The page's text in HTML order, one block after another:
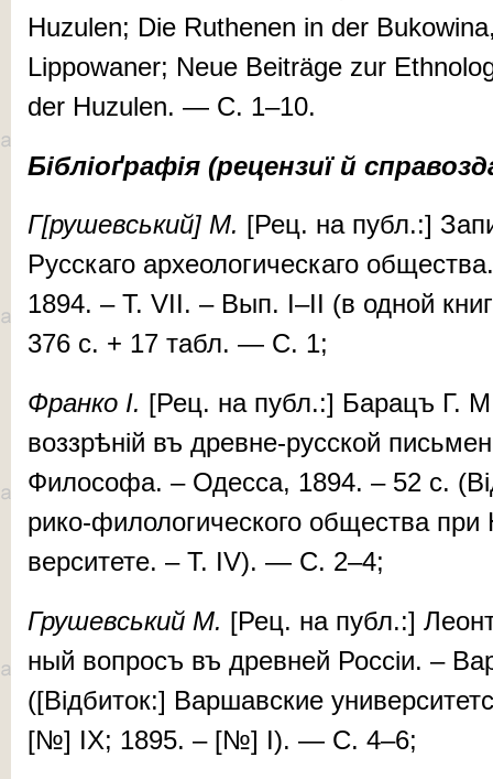
Huz­u­len; Die Ru­the­nen in der
Lip­po­waner; Neue Beiträge zur
der Huz­u­len. — С. 1–10.
Бібліоґрафія (рецензиї й
Г[ру­шев­ський] М. [Рец. на публ.:]
Рус­скаго ар­хе­о­ло­ги­чес­ка­го
1894. – T. VII. – Вып. I–II (в од­ной
376 c. + 17 табл. — С. 1;
Фран­ко І. [Рец. на публ.:] Ба­рацъ Г.
воз­зрѣ­ній въ древ­не-рус­ской
Фи­ло­со­фа. – Одес­­са, 1894. – 52 с.
ри­ко-фи­ло­ло­ги­чес­ко­го об­щес­тва
вер­си­те­те. – T. IV). — С. 2–4;
Гру­шев­ський М. [Рец. на публ.:]
ный воп­росъ въ древ­ней Рос­сіи. –
([Відбиток:] Вар­шав­ские
[№] IX; 1895. – [№] I). — С. 4–6;